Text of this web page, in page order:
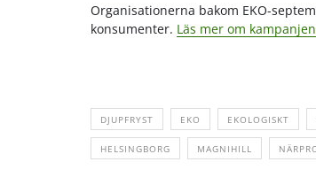
Organisationerna bakom EKO-
konsumenter. Läs mer om
DJUPFRYST EKO EKOLOGISKT
HELSINGBORG MAGNIHILL